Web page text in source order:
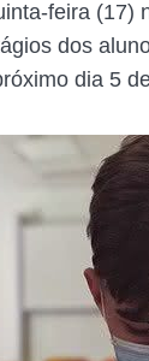
feira (17)
dos
dia 5